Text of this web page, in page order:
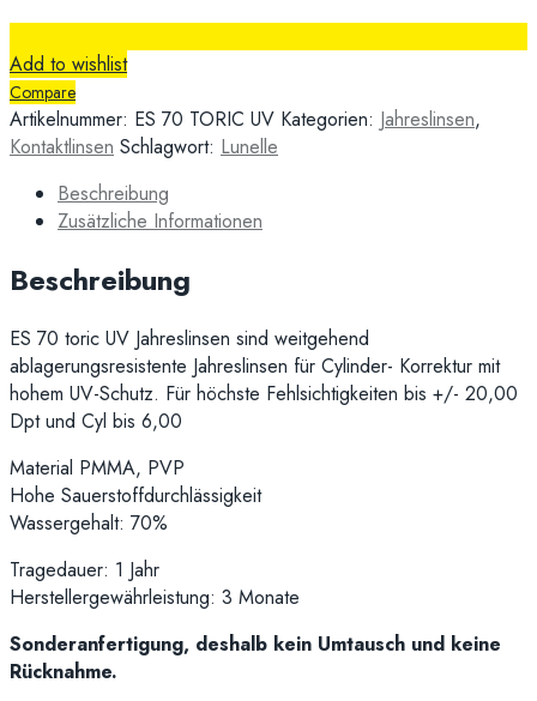
Add to wishlist
Compare
Artikelnummer: ES 70 TORIC UV Kategorien: Jahreslinsen,
Kontaktlinsen Schlagwort: Lunelle
Beschreibung
Zusätzliche Informationen
Beschreibung
ES 70 toric UV Jahreslinsen sind weitgehend
ablagerungsresistente Jahreslinsen für Cylinder- Korrektur mit
hohem UV-Schutz. Für höchste Fehlsichtigkeiten bis +/- 20,00
Dpt und Cyl bis 6,00
Material PMMA, PVP
Hohe Sauerstoffdurchlässigkeit
Wassergehalt: 70%
Tragedauer: 1 Jahr
Herstellergewährleistung: 3 Monate
Sonderanfertigung, deshalb kein Umtausch und keine
Rücknahme.